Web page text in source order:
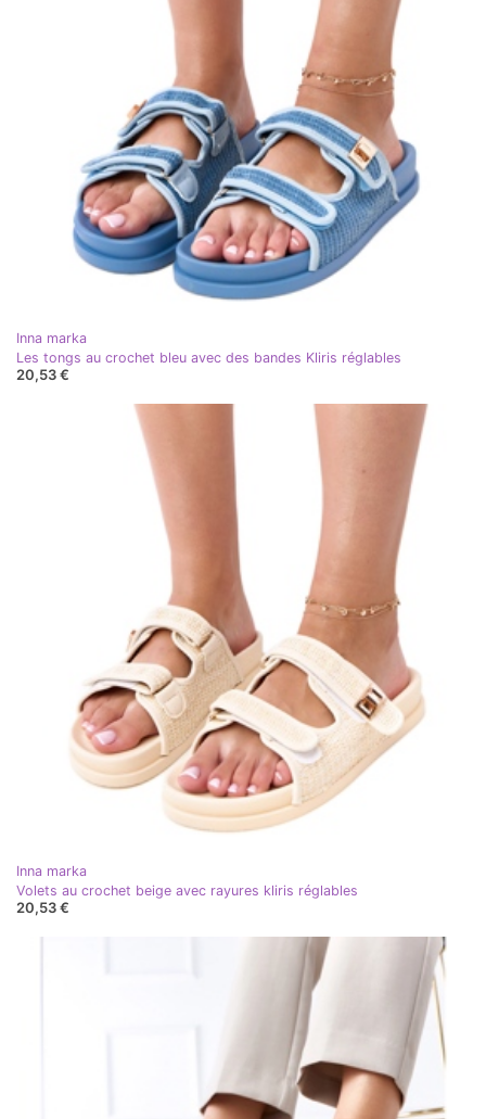
Inna marka
Les tongs au crochet bleu avec des bandes Kliris réglables
20,53 €
Inna marka
Volets au crochet beige avec rayures kliris réglables
20,53 €